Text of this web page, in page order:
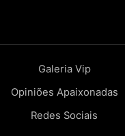
Galeria Vip
Opiniões Apaixonadas
Redes Sociais